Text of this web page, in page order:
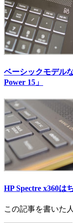
ベーシックモデル
Power 15」
HP Spectre x360は
この記事を書いた人